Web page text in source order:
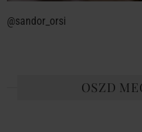
@sandor_orsi
OSZD